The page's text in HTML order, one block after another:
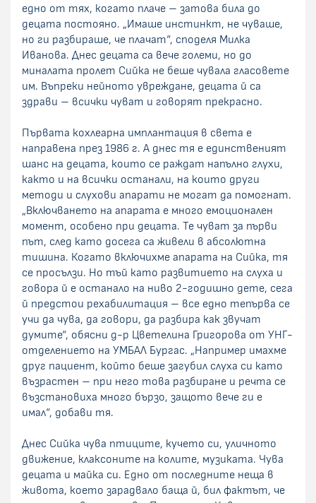
едно от тях, когато плаче – затова била до
децата постояно. „Имаше инстинкт, не чуваше,
но ги разбираше, че плачат“, споделя Милка
Иванова. Днес децата са вече големи, но до
миналата пролет Сийка не беше чувала гласовете
им. Въпреки нейното увреждане, децата й са
здрави – всички чуват и говорят прекрасно.
Първата кохлеарна имплантация в света е
направена през 1986 г. А днес тя е единственият
шанс на децата, които се раждат напълно глухи,
както и на всички останали, на които други
методи и слухови апарати не могат да помогнат.
„Включването на апарата е много емоционален
момент, особено при децата. Те чуват за първи
път, след като досега са живели в абсолютна
тишина. Когато включихме апарата на Сийка, тя
се просълзи. Но тъй като развитието на слуха и
говора й е останало на ниво 2-годишно дете, сега
й предстои рехабилитация – все едно тепърва се
учи да чува, да говори, да разбира как звучат
думите“, обясни д-р Цветелина Григорова от УНГ-
отделението на УМБАЛ Бургас. „Например имахме
друг пациент, който беше загубил слуха си като
възрастен – при него това разбиране и речта се
възстановиха много бързо, защото вече ги е
имал“, добави тя.
Днес Сийка чува птиците, кучето си, уличното
движение, клаксоните на колите, музиката. Чува
децата и майка си. Едно от последните неща в
живота, което зарадвало баща й, бил фактът, че